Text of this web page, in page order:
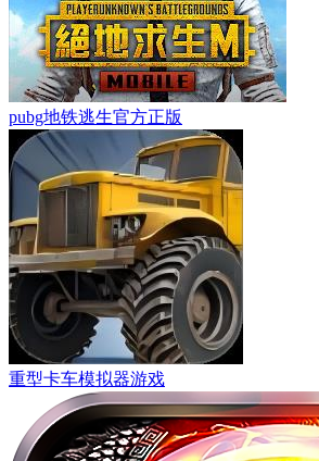
pubg地铁逃生官方正版
重型卡车模拟器游戏